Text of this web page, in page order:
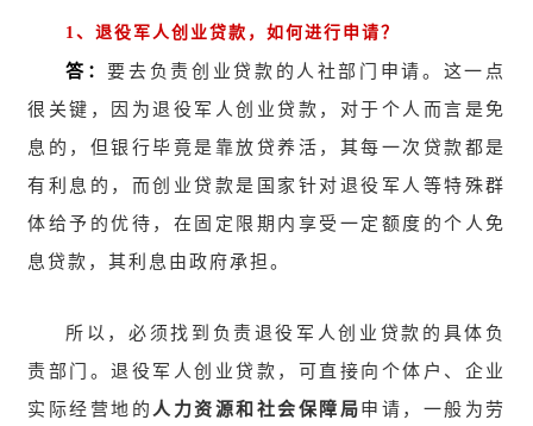
1、退役军人创业贷款，如何进行申请？
答：要去负责创业贷款的人社部门申请。这一点
很关键，因为退役军人创业贷款，对于个人而言是免
息的，但银行毕竟是靠放贷养活，其每一次贷款都是
有利息的，而创业贷款是国家针对退役军人等特殊群
体给予的优待，在固定限期内享受一定额度的个人免
息贷款，其利息由政府承担。
所以，必须找到负责退役军人创业贷款的具体负
责部门。退役军人创业贷款，可直接向个体户、企业
实际经营地的 人力资源和社会保障局申请，一般为劳